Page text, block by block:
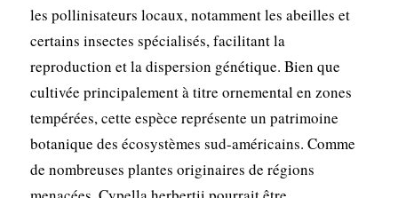
les pollinisateurs locaux, notamment les abeilles et
certains insectes spécialisés, facilitant la
reproduction et la dispersion génétique. Bien que
cultivée principalement à titre ornemental en zones
tempérées, cette espèce représente un patrimoine
botanique des écosystèmes sud-américains. Comme
de nombreuses plantes originaires de régions